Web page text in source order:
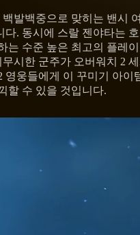
발백중으로 맞히는 밴시
. 동시에 스랄 젠야타는
는 수준 높은 최고의 플레
시한 군주가 오버워치 2
웅들에게 이 꾸미기 아
할 수 있을 것입니다.